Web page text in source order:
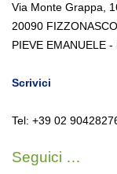
Via Monte Grappa,
20090
PIEVE EMANUELE -
Scrivici
Tel: +39 02
Seguici …